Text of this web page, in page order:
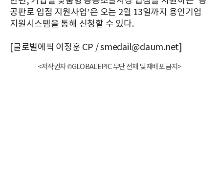
공판로 입점 지원사업’은 오는 2월 13일까지 용인기업
지원시스템을 통해 신청할 수 있다.
[글로벌에픽 이정훈 CP / smedail@daum.net]
<저작권자 ©GLOBALEPIC 무단 전재 및 재배포 금지>